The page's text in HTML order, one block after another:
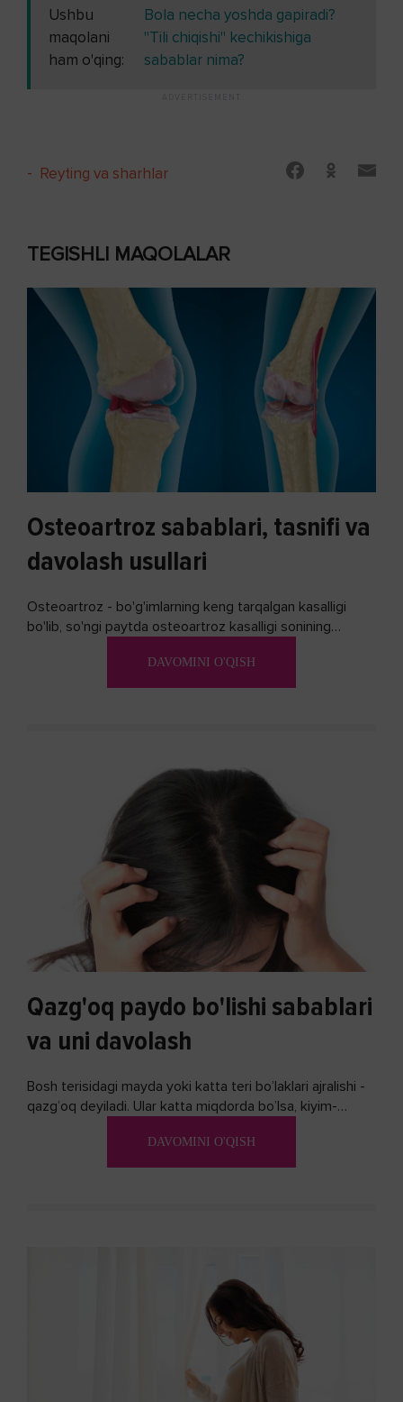
Ushbu
maqolani
ham o'qing:
Bola necha yoshda gapiradi?
"Tili chiqishi" kechikishiga
sabablar nima?
- Reyting va sharhlar
TEGISHLI MAQOLALAR
Osteoartroz sabablari, tasnifi va
davolash usullari
Osteoartroz - bo'g'imlarning keng tarqalgan kasalligi
bo'lib, so'ngi paytda osteoartroz kasalligi sonining
DAVOMINI O'QISH
Qazg'oq paydo bo'lishi sabablari
va uni davolash
Bosh terisidagi mayda yoki katta teri bo’laklari ajralishi -
qazg’oq deyiladi. Ular katta miqdorda bo’lsa, kiyim-
DAVOMINI O'QISH